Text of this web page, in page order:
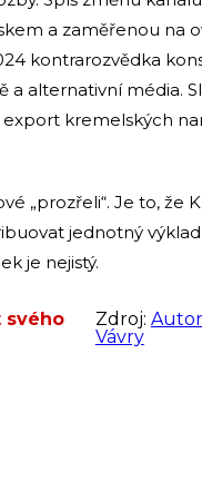
a zaměřenou na
kontrarozvědka
a alternativní média.
kremelských
„prozřeli“. Je to, že
jednotný
je nejistý.
svého
Zdroj:
Vávry